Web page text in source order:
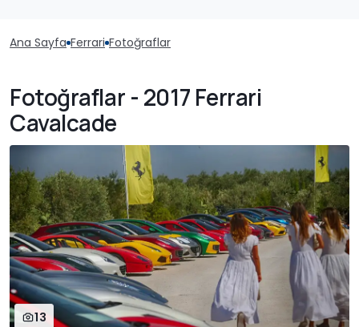
Ana Sayfa Ferrari Fotoğraflar
Fotoğraflar - 2017 Ferrari
Cavalcade
13